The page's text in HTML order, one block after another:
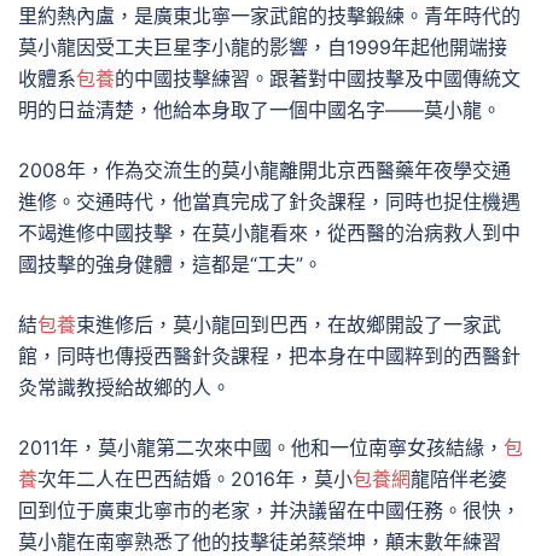
里約熱內盧，是廣東北寧一家武館的技擊鍛練。青年時代的
莫小龍因受工夫巨星李小龍的影響，自1999年起他開端接
收體系包養的中國技擊練習。跟著對中國技擊及中國傳統文
明的日益清楚，他給本身取了一個中國名字——莫小龍。
2008年，作為交流生的莫小龍離開北京西醫藥年夜學交通
進修。交通時代，他當真完成了針灸課程，同時也捉住機遇
不竭進修中國技擊，在莫小龍看來，從西醫的治病救人到中
國技擊的強身健體，這都是“工夫”。
結包養束進修后，莫小龍回到巴西，在故鄉開設了一家武
館，同時也傳授西醫針灸課程，把本身在中國粹到的西醫針
灸常識教授給故鄉的人。
2011年，莫小龍第二次來中國。他和一位南寧女孩結緣， 包
養次年二人在巴西結婚。2016年，莫小包養網龍陪伴老婆
回到位于廣東北寧市的老家，并決議留在中國任務。很快，
莫小龍在南寧熟悉了他的技擊徒弟蔡榮坤，顛末數年練習